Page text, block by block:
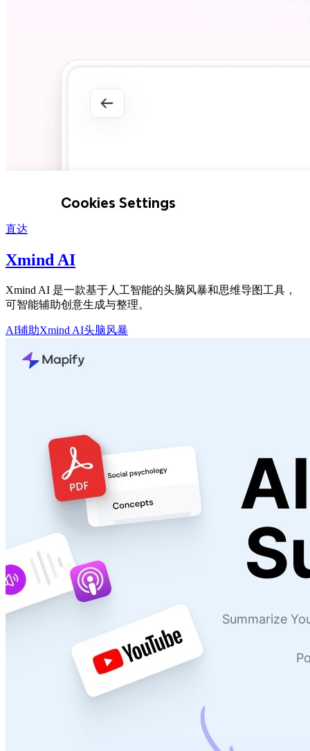
直达
Xmind AI
Xmind AI 是一款基于人工智能的头脑风暴和思维导图工具，
可智能辅助创意生成与整理。
AI辅助Xmind AI头脑风暴